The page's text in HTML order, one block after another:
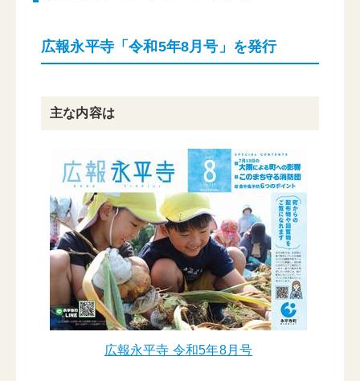
広報永平寺「令和5年8月号」を発行
主な内容は
広報永平寺 令和5年8月号